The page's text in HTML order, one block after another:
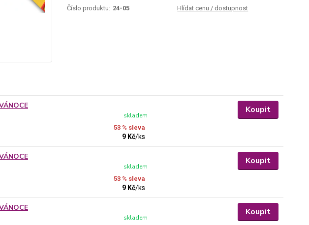
Číslo produktu: 24-05 Hlídat cenu / dostupnost
53 % sleva
9 Kč/ks
skladem
Koupit
53 % sleva
9 Kč/ks
skladem
Koupit
skladem
Koupit